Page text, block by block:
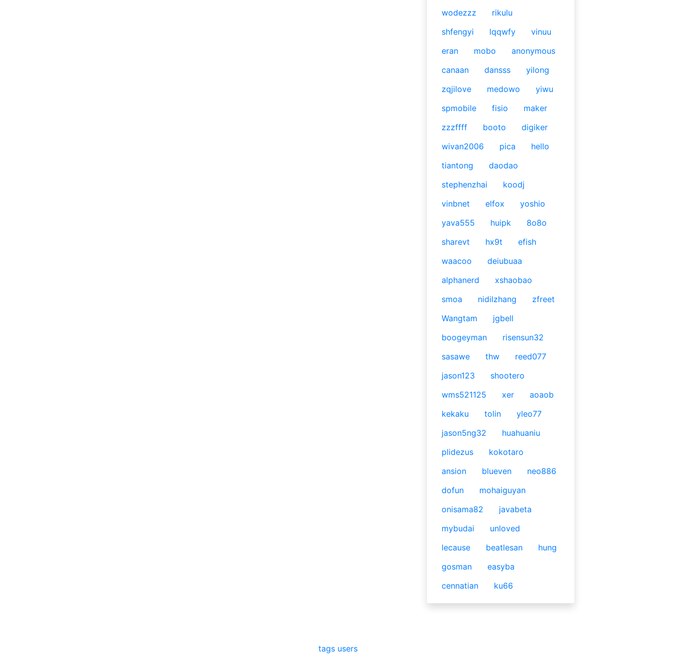
wodezzz
rikulu
shfengyi
lqqwfy
vinuu
eran
mobo
anonymous
canaan
dansss
yilong
zqjilove
medowo
yiwu
spmobile
fisio
maker
zzzffff
booto
digiker
wivan2006
pica
hello
tiantong
daodao
stephenzhai
koodj
vinbnet
elfox
yoshio
yava555
huipk
8o8o
sharevt
hx9t
efish
waacoo
deiubuaa
alphanerd
xshaobao
smoa
nidilzhang
zfreet
Wangtam
jgbell
boogeyman
risensun32
sasawe
thw
reed077
jason123
shootero
wms521125
xer
aoaob
kekaku
tolin
yleo77
jason5ng32
huahuaniu
plidezus
kokotaro
ansion
blueven
neo886
dofun
mohaiguyan
onisama82
javabeta
mybudai
unloved
lecause
beatlesan
hung
gosman
easyba
cennatian
ku66
tags users